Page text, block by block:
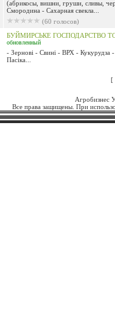
(абрикосы, вишни, груши, сливы,
Смородина - Сахарная свекла...
(60 голосов)
БУЙМИРСЬКЕ ГОСПОДАРСТВО
обновленный
- Зернові - Свині - ВРХ - Кукурудза
Пасіка...
[
Агробизнес
Все права защищены. При